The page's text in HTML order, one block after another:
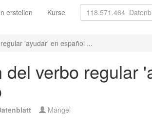
erstellen Kurse
'ayudar' en español ...
del verbo regular
Mangel